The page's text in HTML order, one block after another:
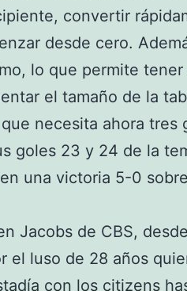
convertir
desde cero.
lo que permite
el tamaño de la
necesita ahora tres
goles 23 y 24 de la
una victoria 5-0
Jacobs de CBS,
el luso de 28 años
con los citizens